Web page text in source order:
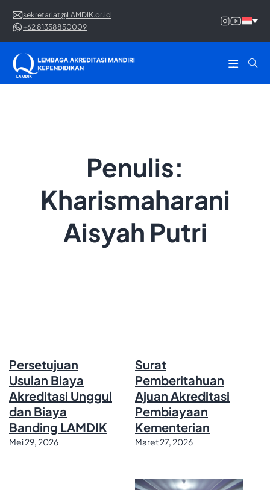
sekretariat@LAMDIK.or.id
+62 81358850009
Penulis:
Kharismaharani
Aisyah Putri
Persetujuan
Usulan Biaya
Akreditasi Unggul
dan Biaya
Banding LAMDIK
Mei 29, 2026
Surat
Pemberitahuan
Ajuan Akreditasi
Pembiayaan
Kementerian
Maret 27, 2026